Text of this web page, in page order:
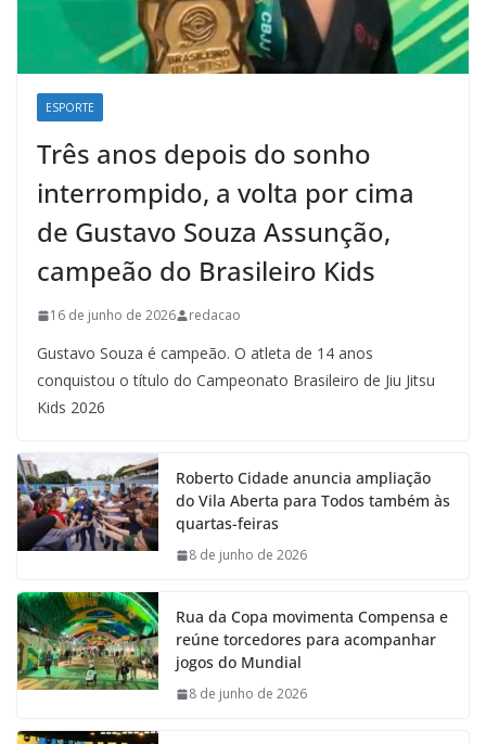
ESPORTE
Três anos depois do sonho
interrompido, a volta por cima
de Gustavo Souza Assunção,
campeão do Brasileiro Kids
16 de junho de 2026 redacao
Gustavo Souza é campeão. O atleta de 14 anos
conquistou o título do Campeonato Brasileiro de Jiu Jitsu
Kids 2026
Roberto Cidade anuncia ampliação
do Vila Aberta para Todos também às
quartas-feiras
8 de junho de 2026
Rua da Copa movimenta Compensa e
reúne torcedores para acompanhar
jogos do Mundial
8 de junho de 2026